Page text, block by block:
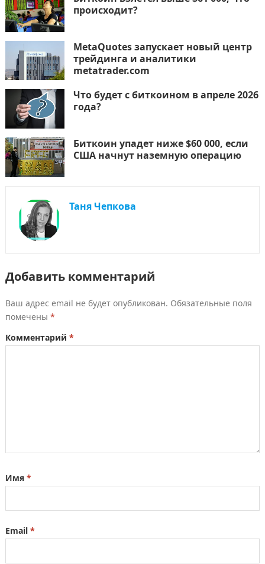
происходит?
MetaQuotes запускает новый центр
трейдинга и аналитики
metatrader.com
Что будет с биткоином в апреле 2026
года?
Биткоин упадет ниже $60 000, если
США начнут наземную операцию
Таня Чепкова
Добавить комментарий
Ваш адрес email не будет опубликован. Обязательные поля
помечены *
Комментарий *
Имя *
Email *